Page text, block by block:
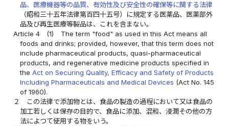
品、医療機器等の品質、有効性及び安全性の確保等に関する法律
（昭和三十五年法律第百四十五号）に規定する医薬品、医薬部外
品及び再生医療等製品は、これを含まない。
Article 4
(1)
The term "food" as used in this Act means all
foods and drinks; provided, however, that this term does not
include pharmaceutical products, quasi-pharmaceutical
products, and regenerative medicine products specified in
theAct on Securing Quality, Efficacy and Safety of Products
Including Pharmaceuticals and Medical Devices (Act No. 145
of 1960).
２
この法律で添加物とは、食品の製造の過程において又は食品の
加工若しくは保存の目的で、食品に添加、混和、浸潤その他の方
法によつて使用する物をいう。